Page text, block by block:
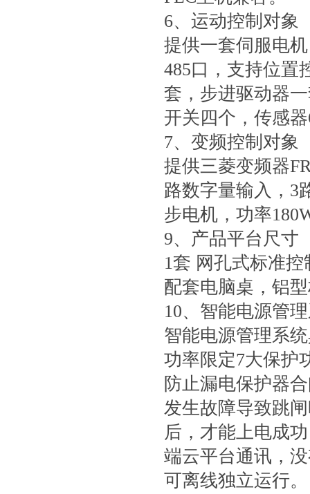
6、运动控制对象
提供一套伺服电
485口，支持位置
套，步进驱动器
开关四个，传感
7、变频控制对象
提供三菱变频器
路数字量输入，3
步电机，功率
9、产品平台尺寸
1套 网孔式标准
配套电脑桌，铝
10、智能电源管
智能电源管理系
功率限定7大保护
防止漏电保护器
发生故障导致跳
后，才能上电成
端云平台通讯，
可离线独立运行。